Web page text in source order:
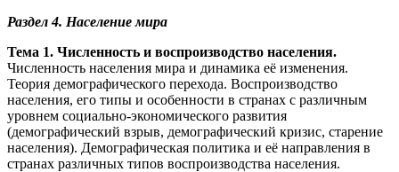
Раздел 4. Население мира
Тема 1. Численность и воспроизводство населения.
Численность населения мира и динамика её изменения.
Теория демографического перехода. Воспроизводство
населения, его типы и особенности в странах с различным
уровнем социально-экономического развития
(демографический взрыв, демографический кризис, старение
населения). Демографическая политика и её направления в
странах различных типов воспроизводства населения.